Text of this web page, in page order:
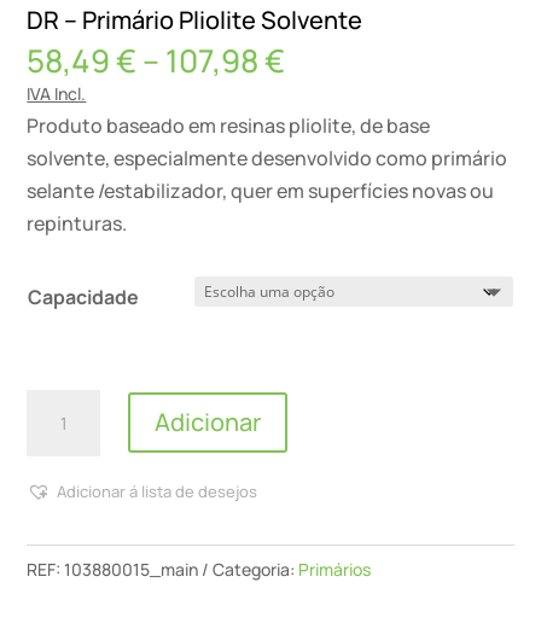
DR – Primário Pliolite Solvente
58,49€–107,98€
58,49 €
through
107,98 €
IVA Incl.
Produto baseado em resinas pliolite, de base
solvente, especialmente desenvolvido como primário
selante /estabilizador, quer em superfícies novas ou
repinturas.
Capacidade
Quantidade
-
Pliolite
Adicionar
Adicionar á lista de desejos
REF:103880015_main Categoria: Primários